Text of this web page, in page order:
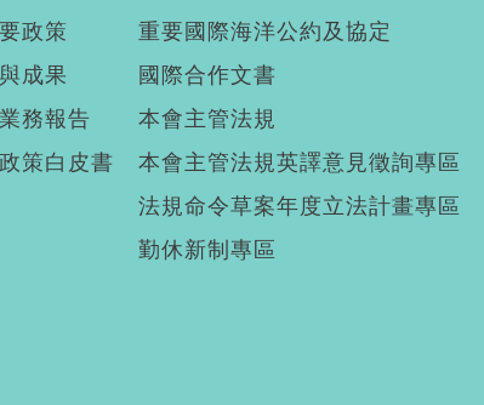
政策
成果
務報告
策白皮書
重要國際海洋公約及協定
國際合作文書
本會主管法規
本會主管法規英譯意見徵詢專區
法規命令草案年度立法計畫專區
勤休新制專區